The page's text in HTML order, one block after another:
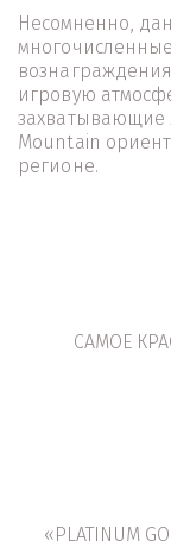
Несомненно,
игровую
Mountain
регионе.
САМОЕ
«PLATINUM